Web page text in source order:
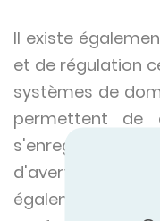
Il existe
et de régulation
systèmes de
permettent de
s'enregistrer
d'avertissement
également des